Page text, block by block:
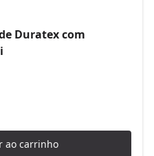
Duratex com
ao carrinho